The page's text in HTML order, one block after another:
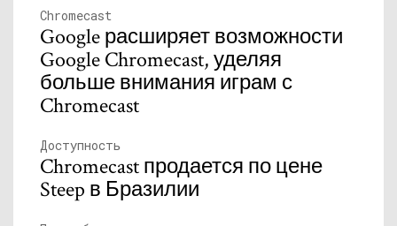
Chromecast
Google расширяет возможности
Google Chromecast, уделяя
больше внимания играм с
Chromecast
Доступность
Chromecast продается по цене
Steep в Бразилии